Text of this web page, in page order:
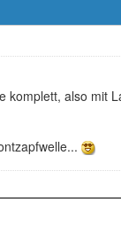
komplett, also mit